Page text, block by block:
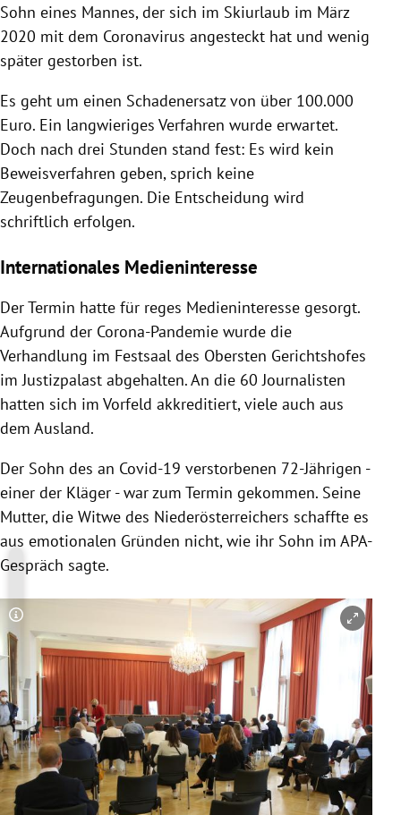
Sohn eines Mannes, der sich im Skiurlaub im März
2020 mit dem Coronavirus angesteckt hat und wenig
später gestorben ist.
Es geht um einen Schadenersatz von über 100.000
Euro. Ein langwieriges Verfahren wurde erwartet.
Doch nach drei Stunden stand fest: Es wird kein
Beweisverfahren geben, sprich keine
Zeugenbefragungen. Die Entscheidung wird
schriftlich erfolgen.
Internationales Medieninteresse
Der Termin hatte für reges Medieninteresse gesorgt.
Aufgrund der Corona-Pandemie wurde die
Verhandlung im Festsaal des Obersten Gerichtshofes
im Justizpalast abgehalten. An die 60 Journalisten
hatten sich im Vorfeld akkreditiert, viele auch aus
dem Ausland.
Der Sohn des an Covid-19 verstorbenen 72-Jährigen -
einer der Kläger - war zum Termin gekommen. Seine
Mutter, die Witwe des Niederösterreichers schaffte es
aus emotionalen Gründen nicht, wie ihr Sohn im APA-
Gespräch sagte.
Copyright-Hinweis öffnen/schließen